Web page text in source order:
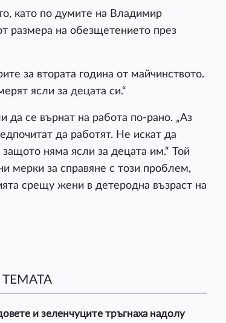
като по думите на Владимир
размера на обезщетението през
за втората година от майчинството.
ясли за децата си.“
се върнат на работа по-рано. „Аз
да работят. Не искат да
няма ясли за децата им.“ Той
мерки за справяне с този проблем,
срещу жени в детеродна възраст на
и зеленчуците тръгнаха надолу